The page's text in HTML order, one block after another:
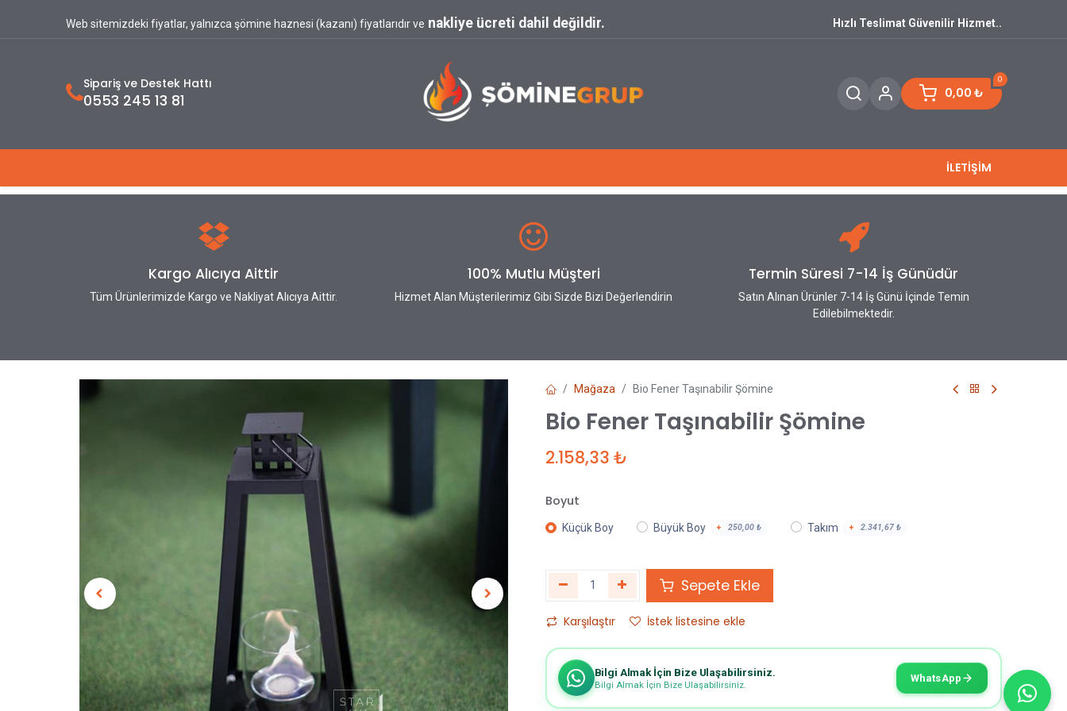
Web sitemizdeki fiyatlar, yalnızca şömine haznesi (kazanı) fiyatlarıdır ve nakliye ücreti dahil değildir. Hızlı Teslimat Güvenilir Hizmet..
Sipariş ve Destek Hattı
0553 245 13 81
0
0,00 ₺
İLETİŞİM
Kargo Alıcıya Aittir
Tüm Ürünlerimizde Kargo ve Nakliyat Alıcıya Aittir.
100% Mutlu Müşteri
Hizmet Alan Müşterilerimiz Gibi Sizde Bizi Değerlendirin
Termin Süresi 7-14 İş Günüdür
Satın Alınan Ürünler 7-14 İş Günü İçinde Temin
Edilebilmektedir.
Mağaza Bio Fener Taşınabilir Şömine
Bio Fener Taşınabilir Şömine
2.158,33 ₺
Boyut
Küçük Boy Büyük Boy + 250,00₺ Takım + 2.341,67₺
Sepete Ekle
Karşılaştır İstek listesine ekle
Bilgi Almak İçin Bize Ulaşabilirsiniz.
Bilgi Almak İçin Bize Ulaşabilirsiniz.
WhatsApp